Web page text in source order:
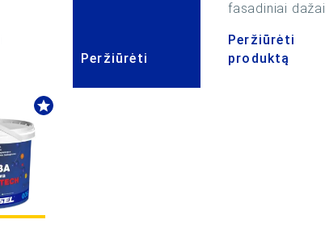
Peržiūrėti
fasadiniai dažai
Peržiūrėti
produktą